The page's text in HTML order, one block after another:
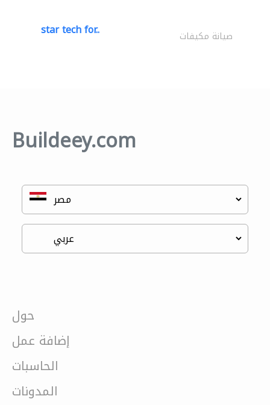
star tech for.. صيانة مكيفات
Buildeey.com
حول
إضافة عمل
الحاسبات
المدونات